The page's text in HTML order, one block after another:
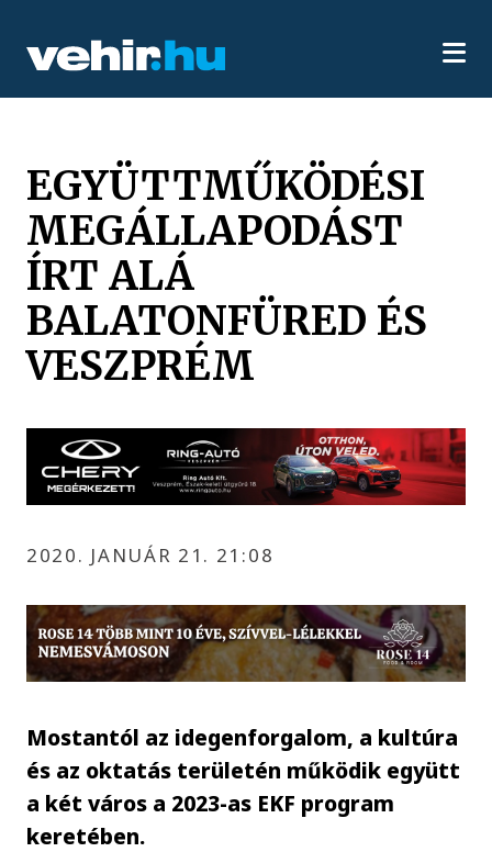
EGYÜTTMŰKÖDÉSI
MEGÁLLAPODÁST
ÍRT ALÁ
BALATONFÜRED ÉS
VESZPRÉM
2020. JANUÁR 21. 21:08
Mostantól az idegenforgalom, a kultúra
és az oktatás területén működik együtt
a két város a 2023-as EKF program
keretében.